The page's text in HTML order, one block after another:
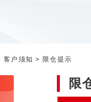
客户须知 >限仓提示
限